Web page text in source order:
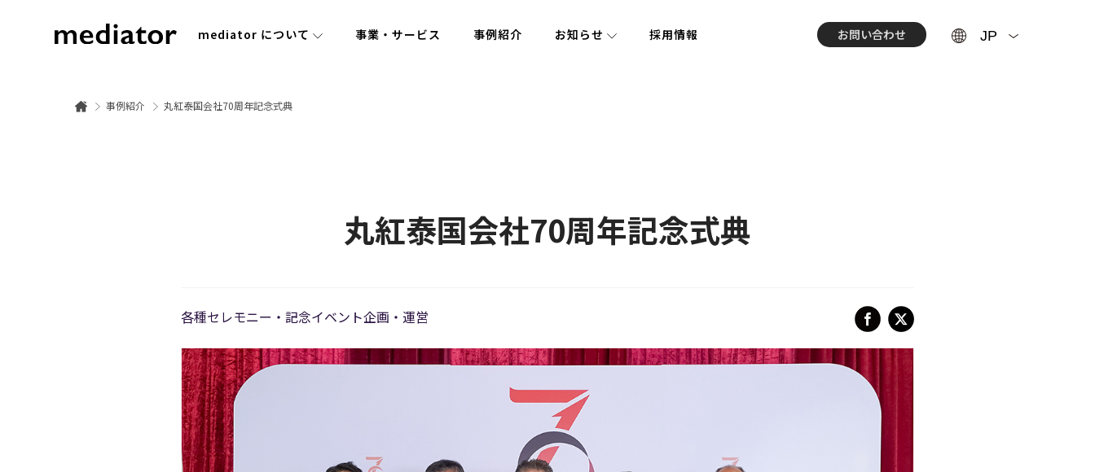
mediator について 事業・サービス 事例紹介 お知らせ 採用情報 お問い合わせ
事例紹介 丸紅泰国会社70周年記念式典
丸紅泰国会社70周年記念式典
各種セレモニー・記念イベント企画・運営